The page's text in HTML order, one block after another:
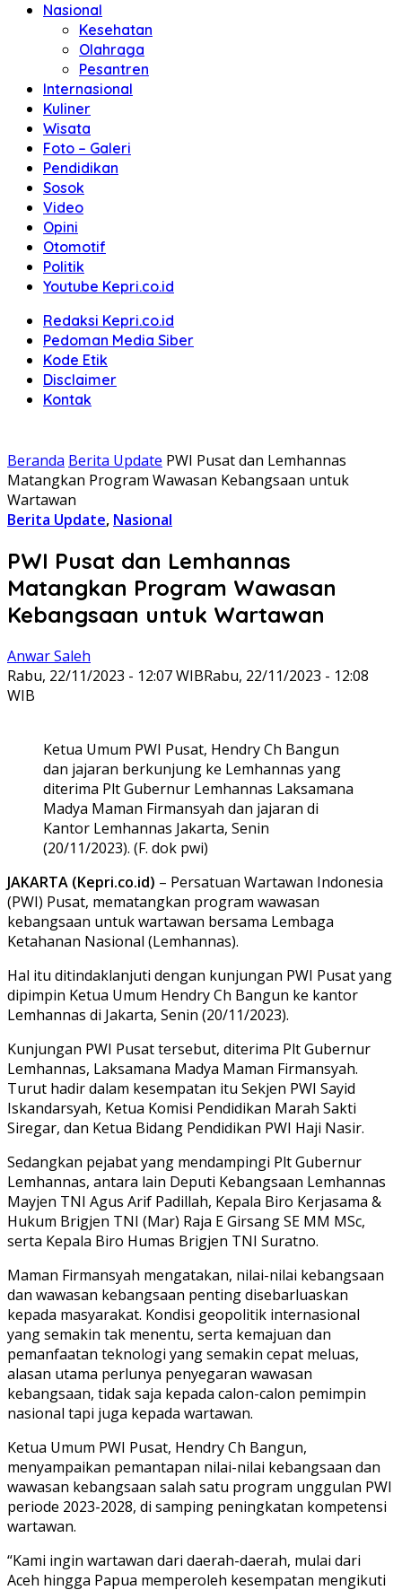
Nasional
Kesehatan
Olahraga
Pesantren
Internasional
Kuliner
Wisata
Foto – Galeri
Pendidikan
Sosok
Video
Opini
Otomotif
Politik
Youtube Kepri.co.id
Redaksi Kepri.co.id
Pedoman Media Siber
Kode Etik
Disclaimer
Kontak
Beranda Berita Update PWI Pusat dan Lemhannas
Matangkan Program Wawasan Kebangsaan untuk
Wartawan
Berita Update, Nasional
PWI Pusat dan Lemhannas
Matangkan Program Wawasan
Kebangsaan untuk Wartawan
Anwar Saleh
Rabu, 22/11/2023 - 12:07 WIBRabu, 22/11/2023 - 12:08
WIB
Ketua Umum PWI Pusat, Hendry Ch Bangun
dan jajaran berkunjung ke Lemhannas yang
diterima Plt Gubernur Lemhannas Laksamana
Madya Maman Firmansyah dan jajaran di
Kantor Lemhannas Jakarta, Senin
(20/11/2023). (F. dok pwi)
JAKARTA (Kepri.co.id) – Persatuan Wartawan Indonesia
(PWI) Pusat, mematangkan program wawasan
kebangsaan untuk wartawan bersama Lembaga
Ketahanan Nasional (Lemhannas).
Hal itu ditindaklanjuti dengan kunjungan PWI Pusat yang
dipimpin Ketua Umum Hendry Ch Bangun ke kantor
Lemhannas di Jakarta, Senin (20/11/2023).
Kunjungan PWI Pusat tersebut, diterima Plt Gubernur
Lemhannas, Laksamana Madya Maman Firmansyah.
Turut hadir dalam kesempatan itu Sekjen PWI Sayid
Iskandarsyah, Ketua Komisi Pendidikan Marah Sakti
Siregar, dan Ketua Bidang Pendidikan PWI Haji Nasir.
Sedangkan pejabat yang mendampingi Plt Gubernur
Lemhannas, antara lain Deputi Kebangsaan Lemhannas
Mayjen TNI Agus Arif Padillah, Kepala Biro Kerjasama &
Hukum Brigjen TNI (Mar) Raja E Girsang SE MM MSc,
serta Kepala Biro Humas Brigjen TNI Suratno.
Maman Firmansyah mengatakan, nilai-nilai kebangsaan
dan wawasan kebangsaan penting disebarluaskan
kepada masyarakat. Kondisi geopolitik internasional
yang semakin tak menentu, serta kemajuan dan
pemanfaatan teknologi yang semakin cepat meluas,
alasan utama perlunya penyegaran wawasan
kebangsaan, tidak saja kepada calon-calon pemimpin
nasional tapi juga kepada wartawan.
Ketua Umum PWI Pusat, Hendry Ch Bangun,
menyampaikan pemantapan nilai-nilai kebangsaan dan
wawasan kebangsaan salah satu program unggulan PWI
periode 2023-2028, di samping peningkatan kompetensi
wartawan.
“Kami ingin wartawan dari daerah-daerah, mulai dari
Aceh hingga Papua memperoleh kesempatan mengikuti